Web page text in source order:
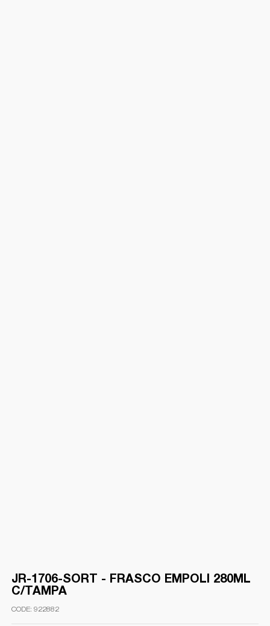
JR-1706-SORT - FRASCO EMPOLI 280ML
C/TAMPA
922882